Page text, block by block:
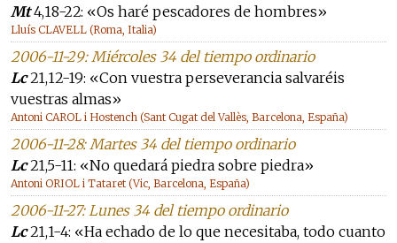
Mt4,18-22: «Os haré pescadores de hombres»
Lluís CLAVELL (Roma, Italia)
2006-11-29: Miércoles 34 del tiempo ordinario
Lc21,12-19: «Con vuestra perseverancia salvaréis
vuestras almas»
Antoni CAROL i Hostench (Sant Cugat del Vallès, Barcelona, España)
2006-11-28: Martes 34 del tiempo ordinario
Lc21,5-11: «No quedará piedra sobre piedra»
Antoni ORIOL i Tataret (Vic, Barcelona, España)
2006-11-27: Lunes 34 del tiempo ordinario
Lc21,1-4: «Ha echado de lo que necesitaba, todo cuanto